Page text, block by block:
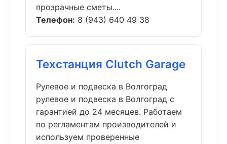
прозрачные сметы....
Телефон: 8 (943) 640 49 38
Техстанция Clutch Garage
Рулевое и подвеска в Волгоград
рулевое и подвеска в Волгоград с
гарантией до 24 месяцев. Работаем
по регламентам производителей и
используем проверенные